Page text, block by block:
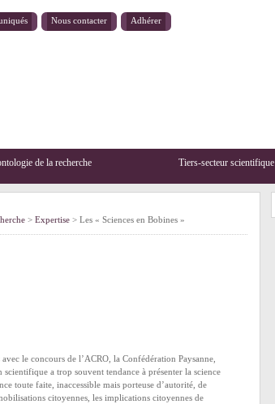
Nous contacter Adhérer
de la recherche Tiers-secteur scientifique
> Expertise > Les « Sciences en Bobines »
avec le concours de l’ACRO , la Confédération Paysanne
a trop souvent tendance à présenter la science
toute faite, inaccessible mais porteuse d’autorité, de
citoyennes, les implications citoyennes de